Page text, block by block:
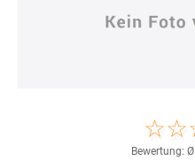
Bewertung: Ø